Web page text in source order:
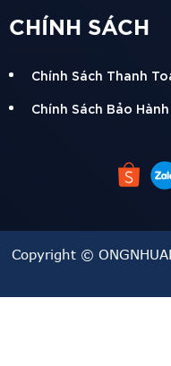
CHÍNH SÁCH
Chính Sách Thanh
Chính Sách Bảo Hành
Copyright ©